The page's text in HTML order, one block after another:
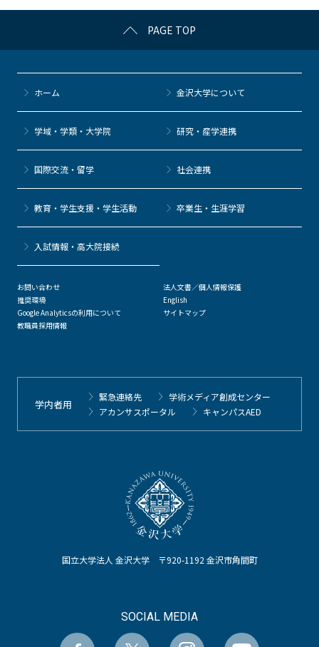
c
e
b
o
o
k
itt
er
c
k
et
e
n
a
e
PAGE TOP
国立大学法人 金沢大学 〒920-1192 金沢市角間町
SOCIAL MEDIA
ホーム 金沢大学について
学域・学類・大学院 研究・産学連携
国際交流・留学 社会連携
教育・学生支援・学生活動 卒業生・生涯学習
⼊試情報・高大院接続
お問い合わせ
推奨環境
Google Analyticsの利用について
教職員採用情報
法人文書／個人情報保護
English
サイトマップ
学内者用
緊急連絡先
学術メディア創成センター
アカンサスポータル
キャンパスAED